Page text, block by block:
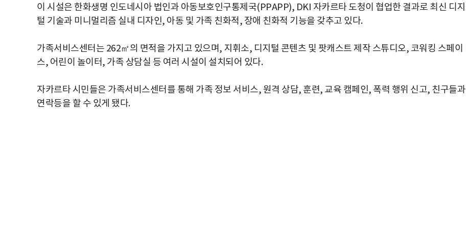
이 시설은 한화생명 인도네시아 법인과 아동보호인구통제국(PPAPP), DKI 자카르타 도청이 협업한 결과로 최신 디지
털 기술과 미니멀리즘 실내 디자인, 아동 및 가족 친화적, 장애 친화적 기능을 갖추고 있다.
가족서비스센터는 262㎡의 면적을 가지고 있으며, 지휘소, 디지털 콘텐츠 및 팟캐스트 제작 스튜디오, 코워킹 스페이
스, 어린이 놀이터, 가족 상담실 등 여러 시설이 설치되어 있다.
자카르타 시민들은 가족서비스센터를 통해 가족 정보 서비스, 원격 상담, 훈련, 교육 캠페인, 폭력 행위 신고, 친구들과
연락등을 할 수 있게 됐다.